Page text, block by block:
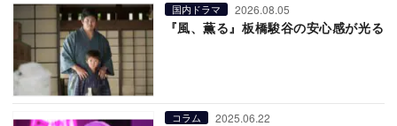
国内ドラマ 2026.08.05
『風、薫る』板橋駿谷の安心感が光る
コラム 2025.06.22